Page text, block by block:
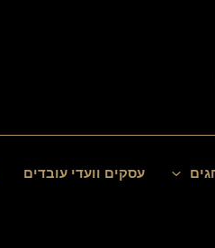
עסקים וועדי עובדים